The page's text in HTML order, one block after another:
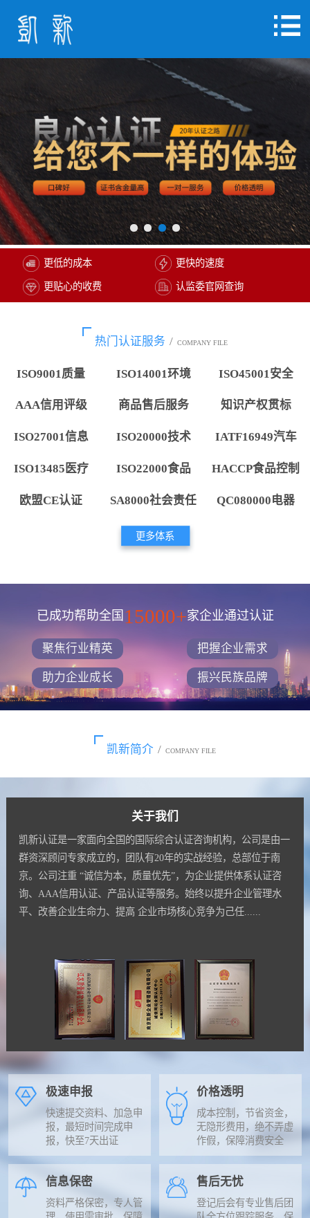
更低的成本 更快的速度
更贴心的收费 认监委官网查询
热门认证服务 / COMPANY FILE
ISO9001质量 ISO14001环境 ISO45001安全
AAA信用评级 商品售后服务 知识产权贯标
ISO27001信息 ISO20000技术 IATF16949汽车
ISO13485医疗 ISO22000食品 HACCP食品控制
欧盟CE认证 SA8000社会责任 QC080000电器
更多体系
已成功帮助全国 15000+家企业通过认证
聚焦行业精英 把握企业需求
助力企业成长 振兴民族品牌
凯新简介 / COMPANY FILE
关于我们
凯新认证是一家面向全国的国际综合认证咨询机构，公司是由一
群资深顾问专家成立的，团队有20年的实战经验，总部位于南
京。公司注重 “诚信为本，质量优先”，为企业提供体系认证咨
询、AAA信用认证、产品认证等服务。始终以提升企业管理水
平、改善企业生命力、提高 企业市场核心竞争为己任......
极速申报
快速提交资料、加急申
报，最短时间完成申
报，快至7天出证
价格透明
成本控制，节省资金，
无隐形费用，绝不弄虚
作假，保障消费安全
信息保密
资料严格保密，专人管
售后无忧
登记后会有专业售后团